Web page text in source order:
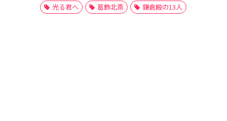
光る君へ
葛飾北斎 鎌倉殿の13人